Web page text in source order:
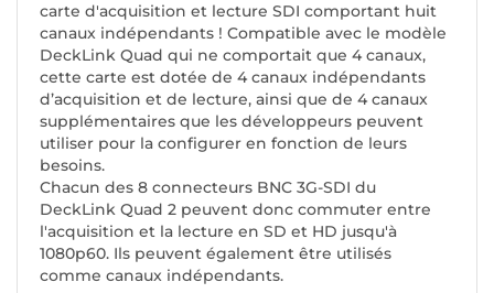
carte d'acquisition et lecture SDI comportant huit
canaux indépendants ! Compatible avec le modèle
DeckLink Quad qui ne comportait que 4 canaux,
cette carte est dotée de 4 canaux indépendants
d’acquisition et de lecture, ainsi que de 4 canaux
supplémentaires que les développeurs peuvent
utiliser pour la configurer en fonction de leurs
besoins.
Chacun des 8 connecteurs BNC 3G-SDI du
DeckLink Quad 2 peuvent donc commuter entre
l'acquisition et la lecture en SD et HD jusqu'à
1080p60. Ils peuvent également être utilisés
comme canaux indépendants.